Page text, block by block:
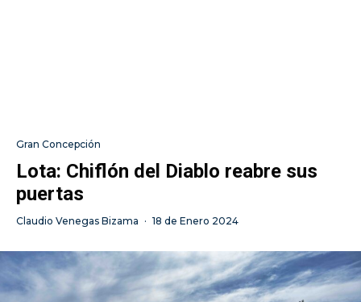
Gran Concepción
Lota: Chiflón del Diablo reabre sus
puertas
Claudio Venegas Bizama · 18 de Enero 2024